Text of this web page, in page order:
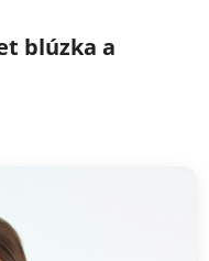
blúzka a